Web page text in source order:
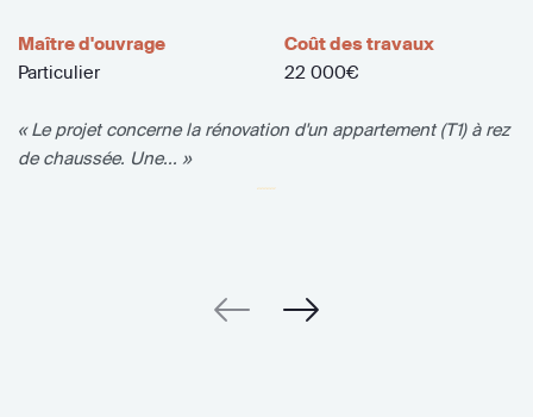
Maître d'ouvrage
Particulier
Coût des travaux
22 000€
« Le projet concerne la rénovation d'un appartement (T1) à rez
de chaussée. Une... »